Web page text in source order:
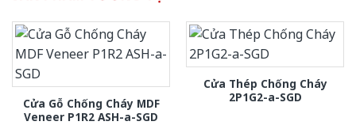
Cửa Gỗ Chống Cháy MDF
Veneer P1R2 ASH-a-SGD
Cửa Thép Chống Cháy
2P1G2-a-SGD